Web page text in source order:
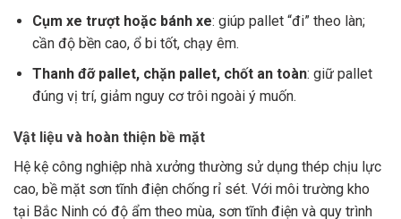
Cụm xe trượt hoặc bánh xe: giúp pallet “đi” theo làn;
cần độ bền cao, ổ bi tốt, chạy êm.
Thanh đỡ pallet, chặn pallet, chốt an toàn: giữ pallet
đúng vị trí, giảm nguy cơ trôi ngoài ý muốn.
Vật liệu và hoàn thiện bề mặt
Hệ kệ công nghiệp nhà xưởng thường sử dụng thép chịu lực
cao, bề mặt sơn tĩnh điện chống rỉ sét. Với môi trường kho
tại Bắc Ninh có độ ẩm theo mùa, sơn tĩnh điện và quy trình